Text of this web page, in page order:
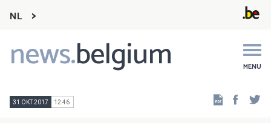
NL
news.belgium MENU
Main
navigation
31 OKT 2017 12:46